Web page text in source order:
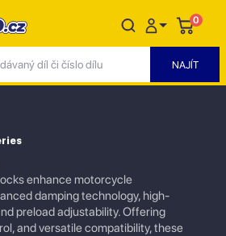
0
enhance motorcycle
damping technology, high-
preload adjustability. Offering
and versatile compatibility, these